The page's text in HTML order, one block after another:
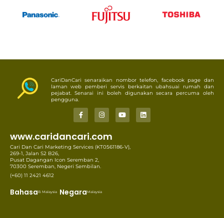
CariDanCari senaraikan nombor telefon, facebook page dan
laman web pemberi servis berkaitan ubahsuai rumah dan
pejabat. Senarai ini boleh digunakan secara percuma oleh
pengguna.
www.caridancari.com
Cari Dan Cari Marketing Services (KT0561186-V),
269-1, Jalan S2 B26,
Pusat Dagangan Icon Seremban 2,
70300 Seremban, Negeri Sembilan.
(+60) 11 2421 4612
BahasaB. Malaysia NegaraMalaysia